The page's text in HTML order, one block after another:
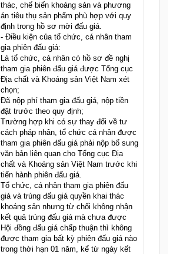
thác, chế biến khoáng sản và phương
án tiêu thụ sản phẩm phù hợp với quy
định trong hồ sơ mời đấu giá.
- Điều kiện của tổ chức, cá nhân tham
gia phiên đấu giá:
Là tổ chức, cá nhân có hồ sơ đề nghị
tham gia phiên đấu giá được Tổng cục
Địa chất và Khoáng sản Việt Nam xét
chọn;
Đã nộp phí tham gia đấu giá, nộp tiền
đặt trước theo quy định;
Trường hợp khi có sự thay đổi về tư
cách pháp nhân, tổ chức cá nhân được
tham gia phiên đấu giá phải nộp bổ sung
văn bản liên quan cho Tổng cục Địa
chất và Khoáng sản Việt Nam trước khi
tiến hành phiên đấu giá.
Tổ chức, cá nhân tham gia phiên đấu
giá và trúng đấu giá quyền khai thác
khoáng sản nhưng từ chối không nhận
kết quả trúng đấu giá mà chưa được
Hội đồng đấu giá chấp thuận thì không
được tham gia bất kỳ phiên đấu giá nào
trong thời hạn 01 năm, kể từ ngày kết